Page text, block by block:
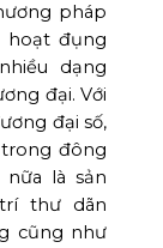
pháp
hoạt đụng
dạng
đại. Với
đại số,
đông
là sản
thư dãn
cũng như